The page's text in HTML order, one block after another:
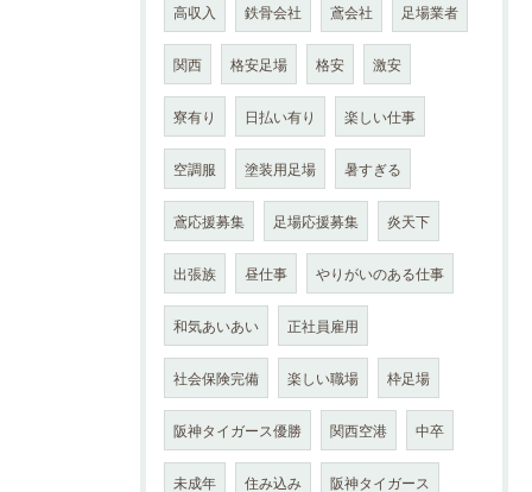
高収入 鉄骨会社 鳶会社 足場業者
関西 格安足場 格安 激安
寮有り 日払い有り 楽しい仕事
空調服 塗装用足場 暑すぎる
鳶応援募集 足場応援募集 炎天下
出張族 昼仕事 やりがいのある仕事
和気あいあい 正社員雇用
社会保険完備 楽しい職場 枠足場
阪神タイガース優勝 関西空港 中卒
未成年 住み込み 阪神タイガース